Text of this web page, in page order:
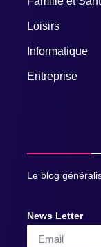
Le blog
News Letter
Loisirs
Informatique
Entreprise